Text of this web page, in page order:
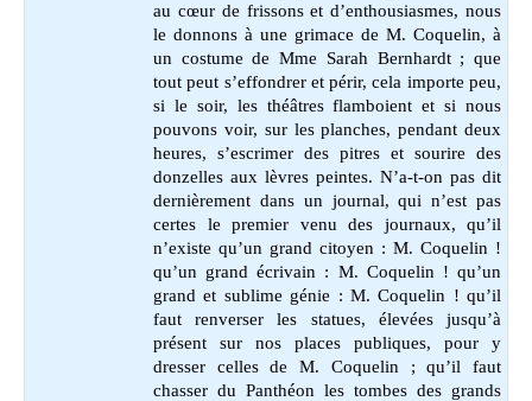
au cœur de frissons et d’enthousiasmes, nous
le donnons à une grimace de M. Coquelin, à
un costume de Mme Sarah Bernhardt ; que
tout peut s’effondrer et périr, cela importe peu,
si le soir, les théâtres flamboient et si nous
pouvons voir, sur les planches, pendant deux
heures, s’escrimer des pitres et sourire des
donzelles aux lèvres peintes. N’a-t-on pas dit
dernièrement dans un journal, qui n’est pas
certes le premier venu des journaux, qu’il
n’existe qu’un grand citoyen : M. Coquelin !
qu’un grand écrivain : M. Coquelin ! qu’un
grand et sublime génie : M. Coquelin ! qu’il
faut renverser les statues, élevées jusqu’à
présent sur nos places publiques, pour y
dresser celles de M. Coquelin ; qu’il faut
chasser du Panthéon les tombes des grands